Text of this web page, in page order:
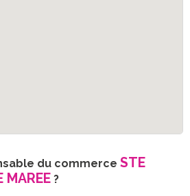
du commerce STE
MAREE ?